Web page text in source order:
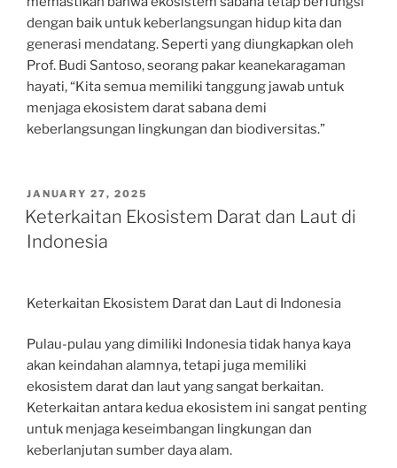
dengan baik untuk keberlangsungan hidup kita dan
generasi mendatang. Seperti yang diungkapkan oleh
Prof. Budi Santoso, seorang pakar keanekaragaman
hayati, “Kita semua memiliki tanggung jawab untuk
menjaga ekosistem darat sabana demi
keberlangsungan lingkungan dan biodiversitas.”
POSTED
ON
JANUARY 27, 2025
Keterkaitan Ekosistem Darat dan Laut di
Indonesia
Keterkaitan Ekosistem Darat dan Laut di Indonesia
Pulau-pulau yang dimiliki Indonesia tidak hanya kaya
akan keindahan alamnya, tetapi juga memiliki
ekosistem darat dan laut yang sangat berkaitan.
Keterkaitan antara kedua ekosistem ini sangat penting
untuk menjaga keseimbangan lingkungan dan
keberlanjutan sumber daya alam.